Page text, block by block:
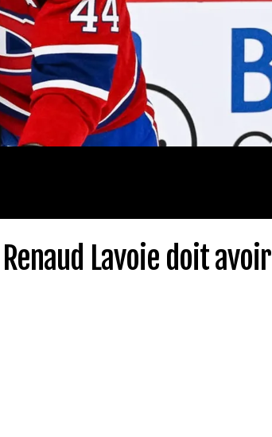
Renaud Lavoie doit avoir